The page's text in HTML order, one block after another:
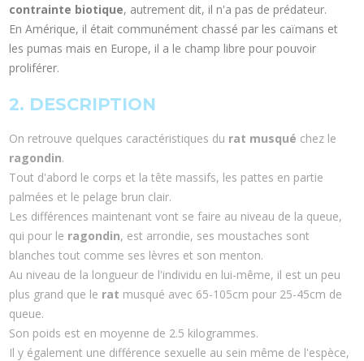
contrainte biotique, autrement dit, il n'a pas de prédateur.
En Amérique, il était communément chassé par les caïmans et
les pumas mais en Europe, il a le champ libre pour pouvoir
proliférer.
2. DESCRIPTION
On retrouve quelques caractéristiques du rat musqué chez le
ragondin.
Tout d'abord le corps et la tête massifs, les pattes en partie
palmées et le pelage brun clair.
Les différences maintenant vont se faire au niveau de la queue,
qui pour le ragondin, est arrondie, ses moustaches sont
blanches tout comme ses lèvres et son menton.
Au niveau de la longueur de l'individu en lui-même, il est un peu
plus grand que le rat musqué avec 65-105cm pour 25-45cm de
queue.
Son poids est en moyenne de 2.5 kilogrammes.
Il y également une différence sexuelle au sein même de l'espèce,